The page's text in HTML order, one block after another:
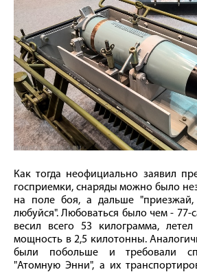
Как тогда неофициально заявил
госприемки, снаряды можно было
на поле боя, а дальше "приезжай,
любуйся". Любоваться было чем - 77-
весил всего 53 килограмма,
мощность в 2,5 килотонны.
были побольше и требовали
"Атомную Энни", а их